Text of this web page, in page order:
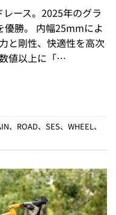
レース。2025年のグラ
優勝。 内幅25mmによ
と剛性、快適性を高次
値以上に「…
、 ROAD、 SES、 WHEEL、